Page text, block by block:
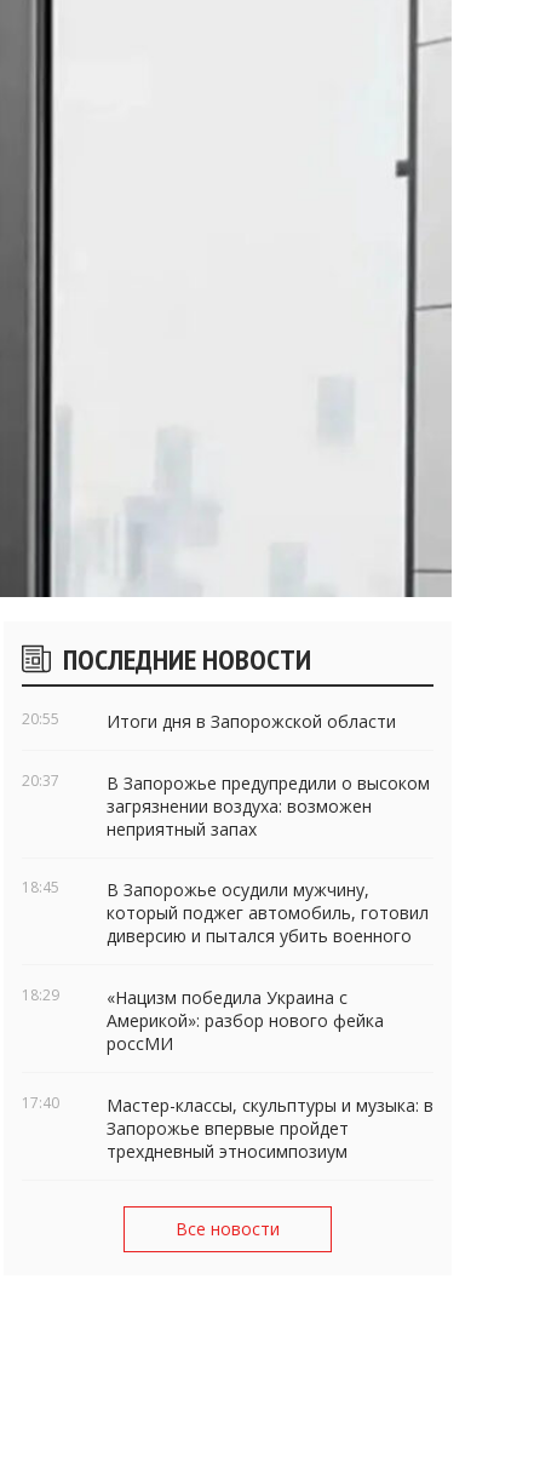
Боковые
виджеты
ПОСЛЕДНИЕ НОВОСТИ
20:55 Итоги дня в Запорожской области
20:37
В Запорожье предупредили о высоком
загрязнении воздуха: возможен
неприятный запах
18:45
В Запорожье осудили мужчину,
который поджег автомобиль, готовил
диверсию и пытался убить военного
18:29
«Нацизм победила Украина с
Америкой»: разбор нового фейка
россМИ
17:40
Мастер-классы, скульптуры и музыка: в
Запорожье впервые пройдет
трехдневный этносимпозиум
Все новости